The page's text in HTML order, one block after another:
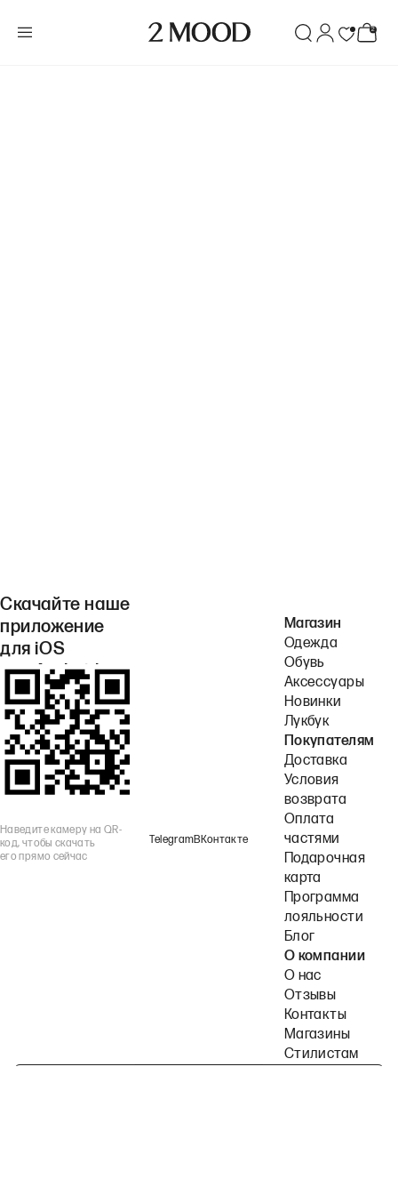
Скачайте наше
приложение
для iOS
или Android.
Наведите камеру на QR-
код, чтобы скачать
его прямо сейчас
TelegramВКонтакте
Магазин
Одежда
Обувь
Аксессуары
Новинки
Лукбук
Покупателям
Доставка
Условия
возврата
Оплата
частями
Подарочная
карта
Программа
лояльности
Блог
О компании
О нас
Отзывы
Контакты
Магазины
Стилистам